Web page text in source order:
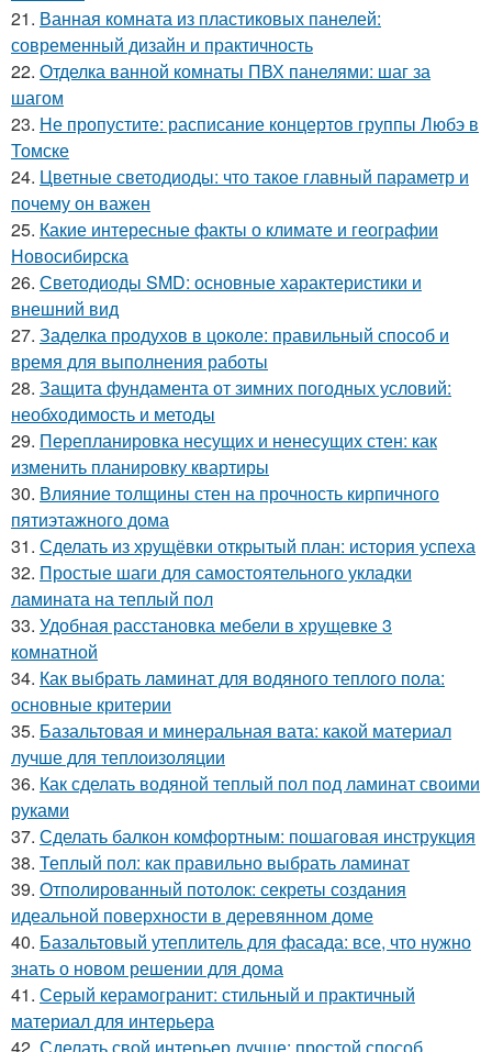
21. Ванная комната из пластиковых панелей:
современный дизайн и практичность
22. Отделка ванной комнаты ПВХ панелями: шаг за
шагом
23. Не пропустите: расписание концертов группы Любэ в
Томске
24. Цветные светодиоды: что такое главный параметр и
почему он важен
25. Какие интересные факты о климате и географии
Новосибирска
26. Светодиоды SMD: основные характеристики и
внешний вид
27. Заделка продухов в цоколе: правильный способ и
время для выполнения работы
28. Защита фундамента от зимних погодных условий:
необходимость и методы
29. Перепланировка несущих и ненесущих стен: как
изменить планировку квартиры
30. Влияние толщины стен на прочность кирпичного
пятиэтажного дома
31. Сделать из хрущёвки открытый план: история успеха
32. Простые шаги для самостоятельного укладки
ламината на теплый пол
33. Удобная расстановка мебели в хрущевке 3
комнатной
34. Как выбрать ламинат для водяного теплого пола:
основные критерии
35. Базальтовая и минеральная вата: какой материал
лучше для теплоизоляции
36. Как сделать водяной теплый пол под ламинат своими
руками
37. Сделать балкон комфортным: пошаговая инструкция
38. Теплый пол: как правильно выбрать ламинат
39. Отполированный потолок: секреты создания
идеальной поверхности в деревянном доме
40. Базальтовый утеплитель для фасада: все, что нужно
знать о новом решении для дома
41. Серый керамогранит: стильный и практичный
материал для интерьера
42. Сделать свой интерьер лучше: простой способ